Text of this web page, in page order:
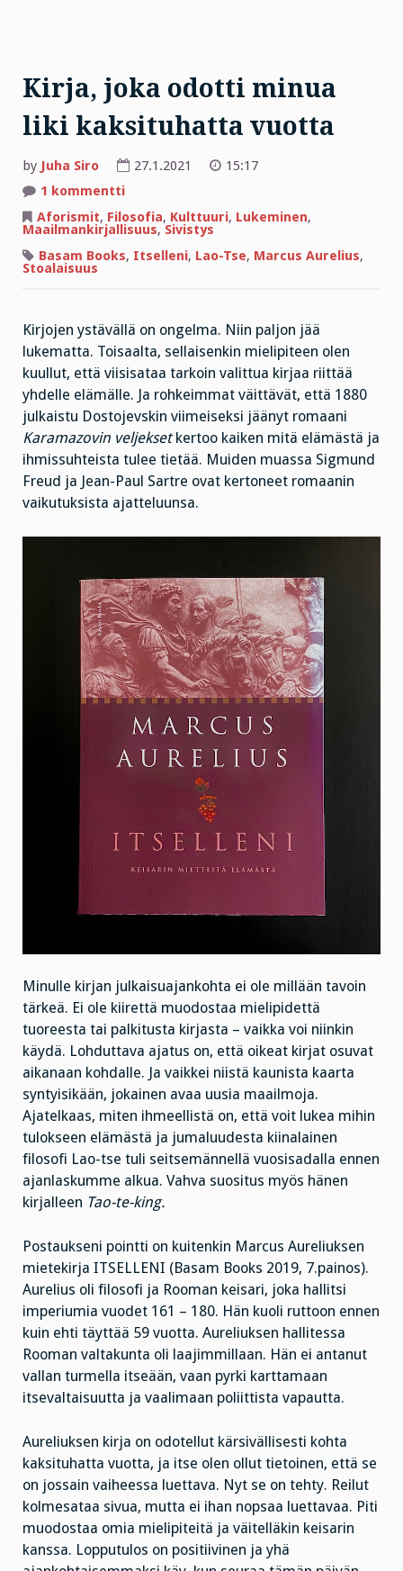
Kirja, joka odotti minua
liki kaksituhatta vuotta
by Juha Siro 27.1.2021
15:17
1 kommenttiartikkeliin
joka
odotti
minua
liki
kaksituhatta
Aforismit, Filosofia, Kulttuuri, Lukeminen,
Maailmankirjallisuus, Sivistys
Basam Books, Itselleni, Lao-Tse, Marcus Aurelius,
Stoalaisuus
Kirjojen ystävällä on ongelma. Niin paljon jää
lukematta. Toisaalta, sellaisenkin mielipiteen olen
kuullut, että viisisataa tarkoin valittua kirjaa riittää
yhdelle elämälle. Ja rohkeimmat väittävät, että 1880
julkaistu Dostojevskin viimeiseksi jäänyt romaani
Karamazovin veljeksetkertoo kaiken mitä elämästä ja
ihmissuhteista tulee tietää. Muiden muassa Sigmund
Freud ja Jean-Paul Sartre ovat kertoneet romaanin
vaikutuksista ajatteluunsa.
Minulle kirjan julkaisuajankohta ei ole millään tavoin
tärkeä. Ei ole kiirettä muodostaa mielipidettä
tuoreesta tai palkitusta kirjasta – vaikka voi niinkin
käydä. Lohduttava ajatus on, että oikeat kirjat osuvat
aikanaan kohdalle. Ja vaikkei niistä kaunista kaarta
syntyisikään, jokainen avaa uusia maailmoja.
Ajatelkaas, miten ihmeellistä on, että voit lukea mihin
tulokseen elämästä ja jumaluudesta kiinalainen
filosofi Lao-tse tuli seitsemännellä vuosisadalla ennen
ajanlaskumme alkua. Vahva suositus myös hänen
kirjalleen Tao-te-king.
Postaukseni pointti on kuitenkin Marcus Aureliuksen
mietekirja ITSELLENI (Basam Books 2019, 7.painos).
Aurelius oli filosofi ja Rooman keisari, joka hallitsi
imperiumia vuodet 161 – 180. Hän kuoli ruttoon ennen
kuin ehti täyttää 59 vuotta. Aureliuksen hallitessa
Rooman valtakunta oli laajimmillaan. Hän ei antanut
vallan turmella itseään, vaan pyrki karttamaan
itsevaltaisuutta ja vaalimaan poliittista vapautta.
Aureliuksen kirja on odotellut kärsivällisesti kohta
kaksituhatta vuotta, ja itse olen ollut tietoinen, että se
on jossain vaiheessa luettava. Nyt se on tehty. Reilut
kolmesataa sivua, mutta ei ihan nopsaa luettavaa. Piti
muodostaa omia mielipiteitä ja väitelläkin keisarin
kanssa. Lopputulos on positiivinen ja yhä